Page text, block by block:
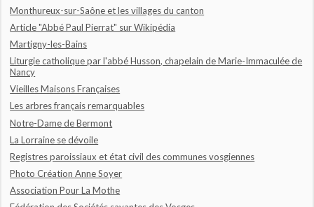
Monthureux-sur-Saône et les villages du canton
Article "Abbé Paul Pierrat" sur Wikipédia
Martigny-les-Bains
Liturgie catholique par l'abbé Husson, chapelain de Marie-Immaculée de
Nancy
Vieilles Maisons Françaises
Les arbres français remarquables
Notre-Dame de Bermont
La Lorraine se dévoile
Registres paroissiaux et état civil des communes vosgiennes
Photo Création Anne Soyer
Association Pour La Mothe